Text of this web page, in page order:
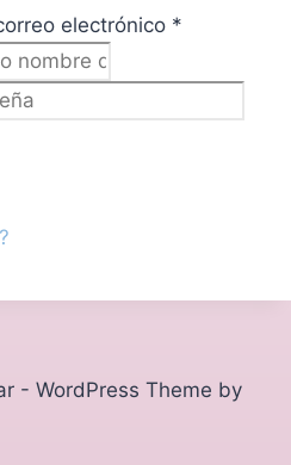
electrónico *
- WordPress Theme by